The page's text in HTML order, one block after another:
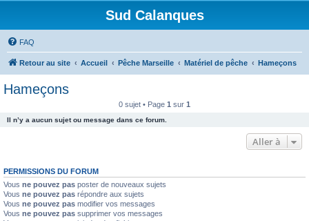
Sud Calanques
FAQ
Retour au site Accueil Pêche Marseille Matériel de pêche Hameçons
Hameçons
0 sujet • Page 1 sur 1
Il n’y a aucun sujet ou message dans ce forum.
Aller à
PERMISSIONS DU FORUM
Vous ne pouvez pas poster de nouveaux sujets
Vous ne pouvez pas répondre aux sujets
Vous ne pouvez pas modifier vos messages
Vous ne pouvez pas supprimer vos messages